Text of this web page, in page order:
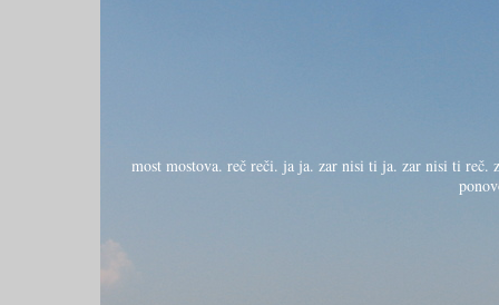
most mostova. reč reči. ja ja. zar nisi ti ja. zar nisi ti